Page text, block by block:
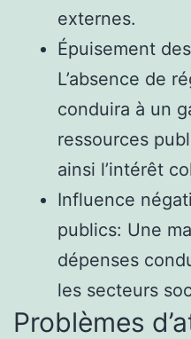
externes.
Épuisement
L’absence de
conduira à un
ressources
ainsi l’intérêt
Influence
publics: Une
dépenses
les secteurs
Problèmes